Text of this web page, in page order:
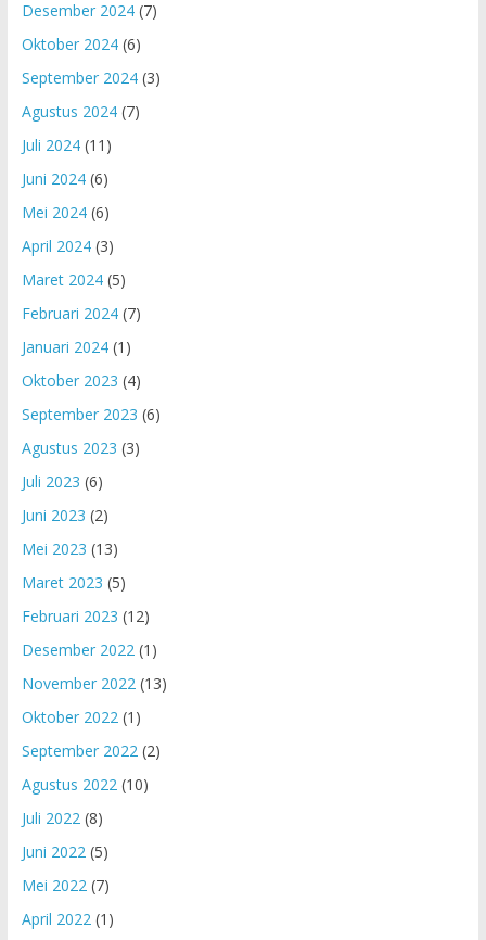
Desember 2024(7)
Oktober 2024(6)
September 2024(3)
Agustus 2024(7)
Juli 2024(11)
Juni 2024(6)
Mei 2024(6)
April 2024(3)
Maret 2024(5)
Februari 2024(7)
Januari 2024(1)
Oktober 2023 (4)
September 2023 (6)
Agustus 2023 (3)
Juli 2023 (6)
Juni 2023 (2)
Mei 2023 (13)
Maret 2023 (5)
Februari 2023 (12)
Desember 2022 (1)
November 2022 (13)
Oktober 2022 (1)
September 2022 (2)
Agustus 2022 (10)
Juli 2022 (8)
Juni 2022 (5)
Mei 2022 (7)
April 2022 (1)